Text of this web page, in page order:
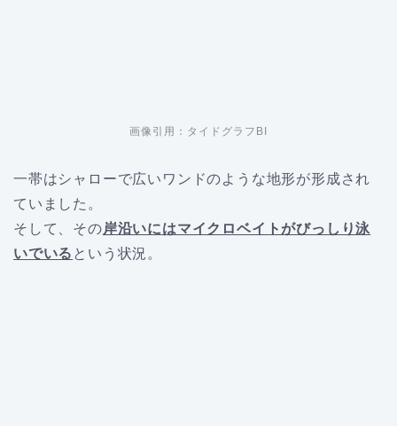
画像引用：タイドグラフBI
一帯はシャローで広いワンドのような地形が形成され
ていました。
そして、その岸沿いにはマイクロベイトがびっしり泳
いでいる という状況。